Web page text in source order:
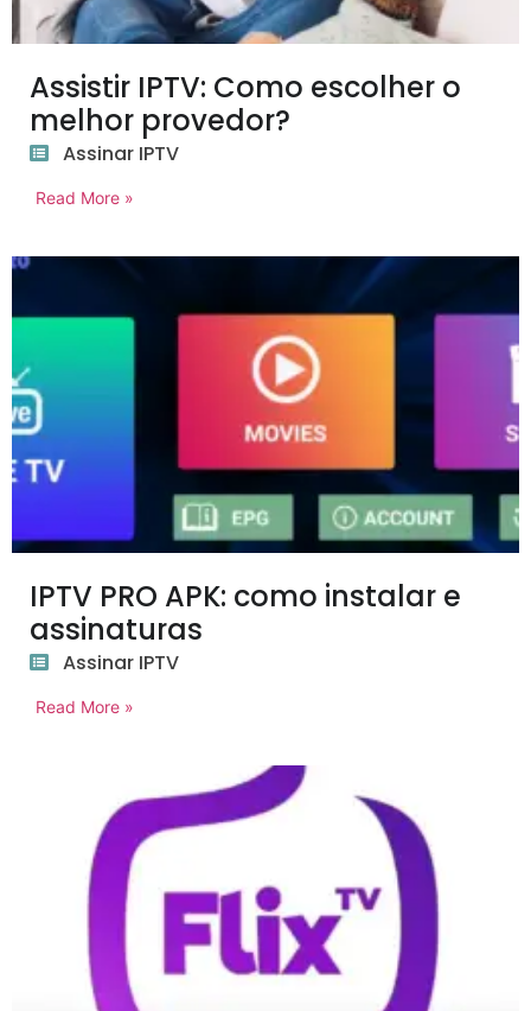
Assistir IPTV: Como escolher o
melhor provedor?
Assinar IPTV
Read More »
IPTV PRO APK: como instalar e
assinaturas
Assinar IPTV
Read More »